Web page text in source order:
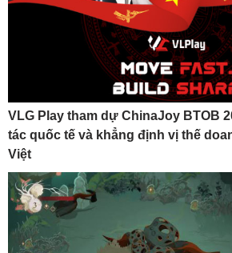
VLG Play tham dự ChinaJoy BTOB
tác quốc tế và khẳng định vị thế
Việt